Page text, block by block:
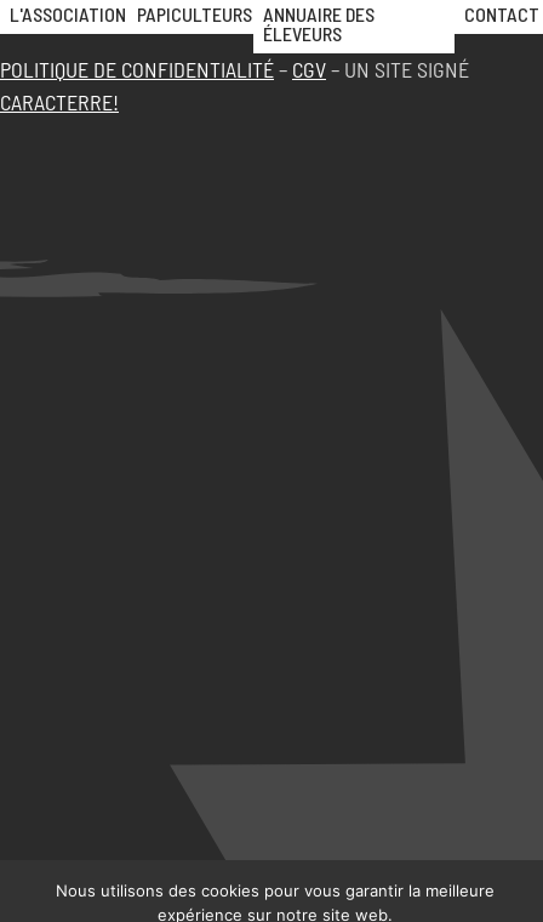
L'ASSOCIATION PAPICULTEURS ANNUAIRE DES
ÉLEVEURS
CONTACT
POLITIQUE DE CONFIDENTIALITÉ– CGV– UN SITE SIGNÉ
CARACTERRE!
Nous utilisons des cookies pour vous garantir la meilleure
expérience sur notre site web.